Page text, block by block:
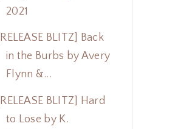
2021
[RELEASE BLITZ] Back
in the Burbs by Avery
Flynn &...
[RELEASE BLITZ] Hard
to Lose by K.